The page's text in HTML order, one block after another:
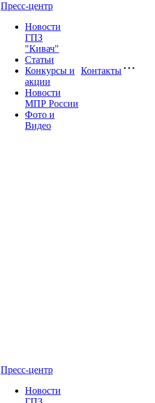
Пресс-центр
Новости
ГПЗ
"Кивач"
Статьи
Конкурсы и
акции
Новости
МПР России
Фото и
Видео
Контакты
Пресс-центр
Новости